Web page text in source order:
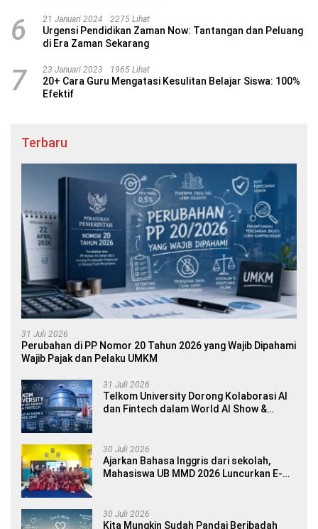
6 21 Januari 2024 2275 Lihat
Urgensi Pendidikan Zaman Now: Tantangan dan Peluang
di Era Zaman Sekarang
7 23 Januari 2023 1965 Lihat
20+ Cara Guru Mengatasi Kesulitan Belajar Siswa: 100%
Efektif
Terbaru
31 Juli 2026
Perubahan di PP Nomor 20 Tahun 2026 yang Wajib Dipahami
Wajib Pajak dan Pelaku UMKM
31 Juli 2026
Telkom University Dorong Kolaborasi AI
dan Fintech dalam World AI Show &
30 Juli 2026
Ajarkan Bahasa Inggris dari sekolah,
Mahasiswa UB MMD 2026 Luncurkan E-
30 Juli 2026
Kita Mungkin Sudah Pandai Beribadah